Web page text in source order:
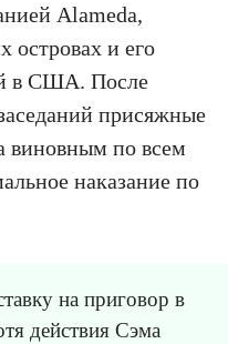
Alameda,
островах и его
в США. После
присяжные
виновным по всем
наказание по
на приговор в
действия Сэма